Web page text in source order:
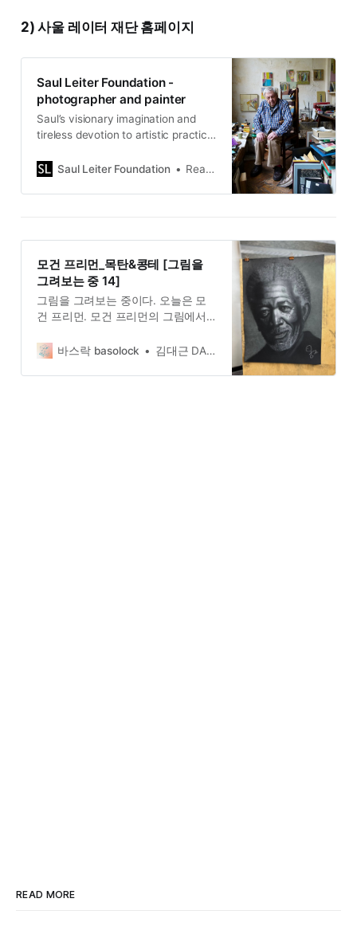
2) 사울 레이터 재단 홈페이지
Saul Leiter Foundation -
photographer and painter
Saul’s visionary imagination and
tireless devotion to artistic practice
iconic photographers of the mid-
Saul Leiter Foundation Read More →
모건 프리먼_목탄&콩테 [그림을
그려보는 중 14]
그림을 그려보는 중이다. 오늘은 모
건 프리먼. 모건 프리먼의 그림에서
곱슬곱슬한 흑인 특유의 머리카락이
바스락 basolock 김대근 DAEGEUN KIM
READ MORE